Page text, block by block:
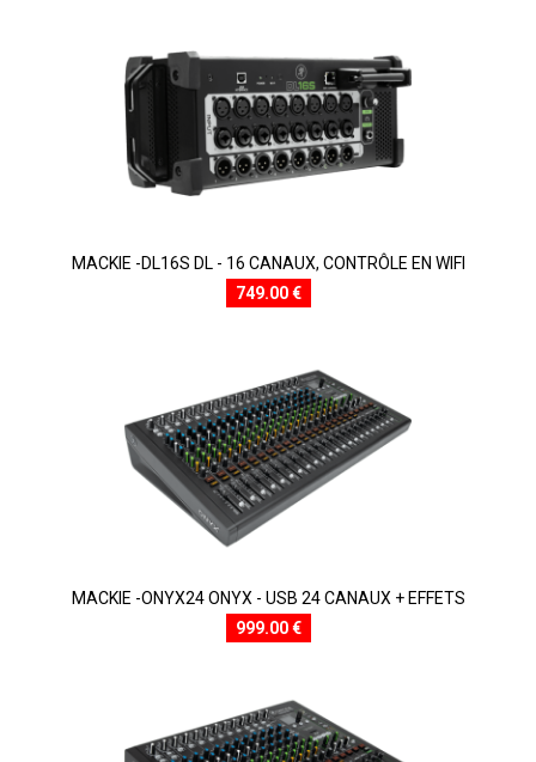
MACKIE -DL16S DL - 16 CANAUX, CONTRÔLE EN WIFI
749.00 €
MACKIE -ONYX24 ONYX - USB 24 CANAUX + EFFETS
999.00 €